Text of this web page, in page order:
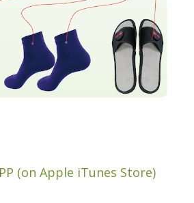
(on Apple iTunes Store)